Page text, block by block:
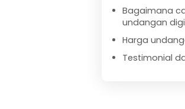
Bagaimana
undangan
Harga
Testimonial